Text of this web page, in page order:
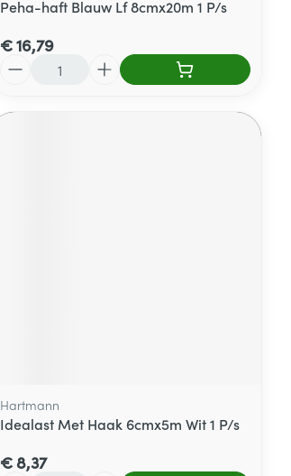
Peha-haft Blauw Lf 8cmx20m 1 P/s
€ 16,79
Hartmann
Idealast Met Haak 6cmx5m Wit 1 P/s
€ 8,37